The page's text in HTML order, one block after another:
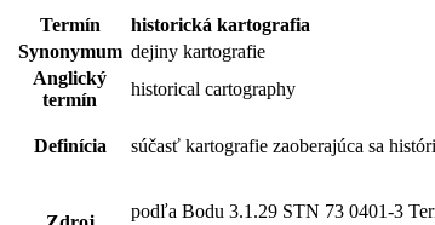
Termín
historická kartografia
Synonymum dejiny kartografie
Anglický
termín
historical cartography
Definícia súčasť kartografie zaoberajúca sa
podľa Bodu 3.1.29 STN 73 0401-3